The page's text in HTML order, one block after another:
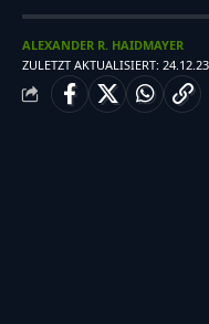
ZULETZT AKTUALISIERT:
ALEXANDER R. HAIDMAYER